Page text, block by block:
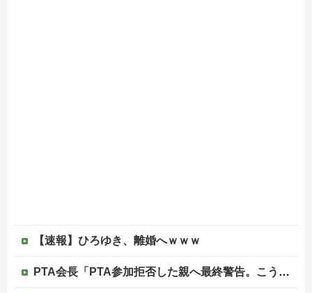
【速報】ひろゆき、離婚へｗｗｗ
PTA会長「PTA参加拒否した親へ最終警告。こうなってもいい？」